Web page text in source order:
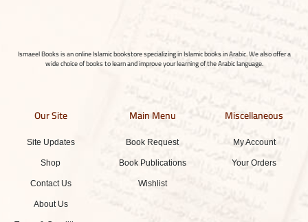
Ismaeel Books is an online Islamic bookstore specializing in Islamic books in Arabic. We also offer a
wide choice of books to learn and improve your learning of the Arabic language.
Our Site
Site Updates
Shop
Contact Us
About Us
Main Menu
Book Request
Book Publications
Wishlist
Miscellaneous
My Account
Your Orders